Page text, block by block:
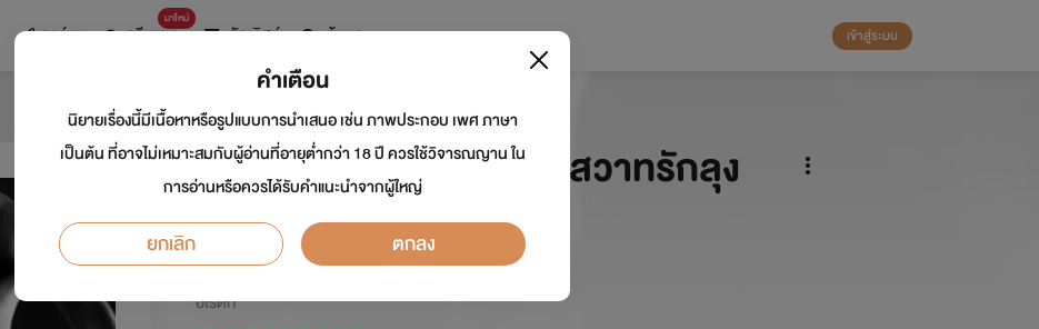
การ์ตูน
มาใหม่
ดรีมแชท ธัญลิสต์ ค้นหา เข้าสู่ระบบ
Husband Next Door สวาทรักลุง
ข้างบ้าน NC19++
นักเขียน:ChomDaww
อีโรติก
คำเตือน
นิยายเรื่องนี้มีเนื้อหาหรือรูปแบบการนำเสนอ เช่น ภาพประกอบ เพศ ภาษา
เป็นต้น ที่อาจไม่เหมาะสมกับผู้อ่านที่อายุต่ำกว่า 18 ปี ควรใช้วิจารณญาน ใน
การอ่านหรือควรได้รับคำแนะนำจากผู้ใหญ่
ยกเลิก ตกลง